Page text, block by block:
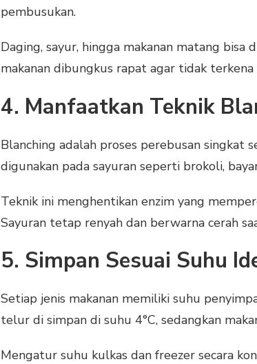
pembusukan.
Daging, sayur, hingga makanan matang bisa
makanan dibungkus rapat agar tidak
4. Manfaatkan Teknik
Blanching adalah proses perebusan singkat
digunakan pada sayuran seperti brokoli,
Teknik ini menghentikan enzim yang
Sayuran tetap renyah dan berwarna cerah
5. Simpan Sesuai Suhu
Setiap jenis makanan memiliki suhu
telur di simpan di suhu 4°C, sedangkan
Mengatur suhu kulkas dan freezer secara